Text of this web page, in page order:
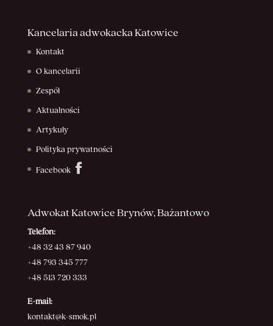
Kancelaria adwokacka Katowice
Kontakt
O kancelarii
Zespół
Aktualności
Artykuły
Polityka prywatności
Facebook
Adwokat Katowice Brynów, Bażantowo
Telefon:
+48 32 43 87 940
+48 793 345 777
+48 513 720 333
E-mail:
kontakt@k-smok.pl